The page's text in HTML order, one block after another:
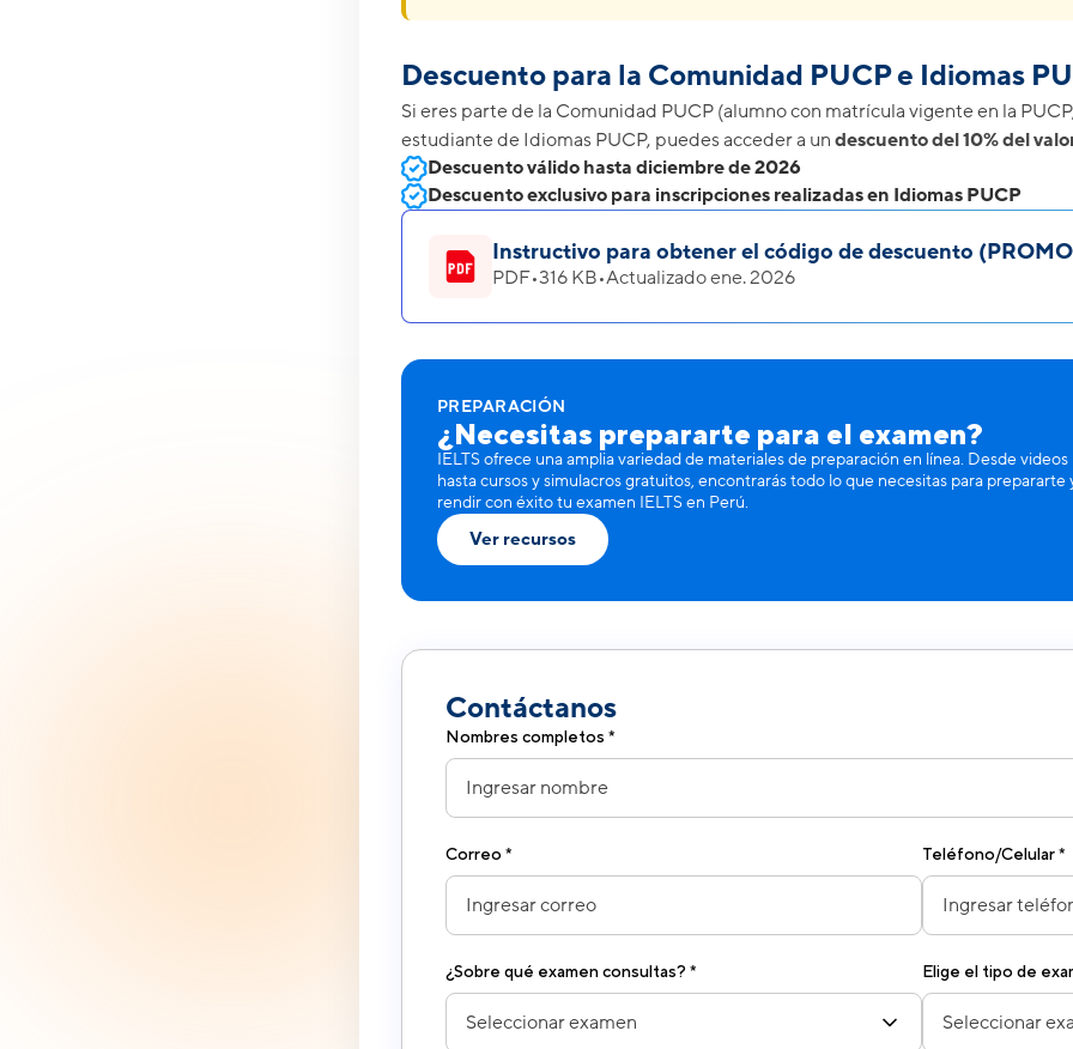
Descuento para la Comunidad PUCP e Idiomas
Si eres parte de la Comunidad PUCP (alumno con matrícula vigente en la
estudiante de Idiomas PUCP, puedes acceder a un descuento del 10% del
Descuento válido hasta diciembre de 2026
Descuento exclusivo para inscripciones realizadas en Idiomas PUCP
Instructivo para obtener el código de descuento
PDF•316 KB•Actualizado ene. 2026
PREPARACIÓN
¿Necesitas prepararte para el examen?
IELTS ofrece una amplia variedad de materiales de preparación en línea. Desde videos
hasta cursos y simulacros gratuitos, encontrarás todo lo que necesitas para prepararte
rendir con éxito tu examen IELTS en Perú.
Ver recursos
Contáctanos
Nombres completos *
Correo * Teléfono/Celular *
¿Sobre qué examen consultas? * Elige el tipo de